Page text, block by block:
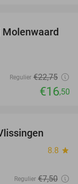
27%
Regulier €22,75
€16,50
8.8 star
Regulier €7,50